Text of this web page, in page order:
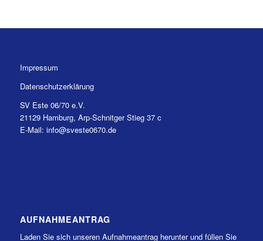
Impressum
Datenschutzerklärung
SV Este 06/70 e.V.
21129 Hamburg, Arp-Schnitger Stieg 37 c
E-Mail: info@sveste0670.de
AUFNAHMEANTRAG
Laden Sie sich unseren Aufnahmeantrag herunter und füllen Sie